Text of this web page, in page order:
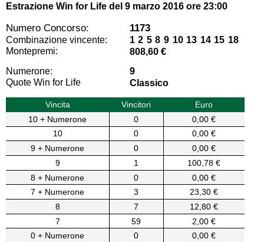
Estrazione Win for Life del 9 marzo 2016 ore 23:00
Numero Concorso: 1173
Combinazione vincente:
1 2 5 8 9 10 13 14 15 18
Montepremi:
808,60 €
Numerone:
9
Quote Win for Life
Classico
Vincita Vincitori
Euro
10 + Numerone
0
0,00 €
10
0
0,00 €
9 + Numerone
0
0,00 €
9
1
100,78 €
8 + Numerone
0
0,00 €
7 + Numerone
3
23,30 €
8
7
12,80 €
7
59
2,00 €
0 + Numerone
0
0,00 €